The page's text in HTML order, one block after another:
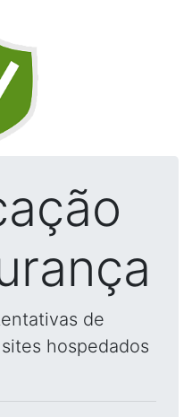
de
hospedados